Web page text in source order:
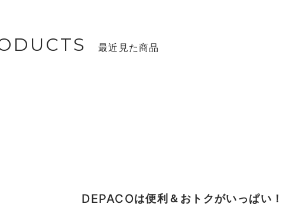
最近見た商品
DEPACOは便利＆おトクがいっぱい！